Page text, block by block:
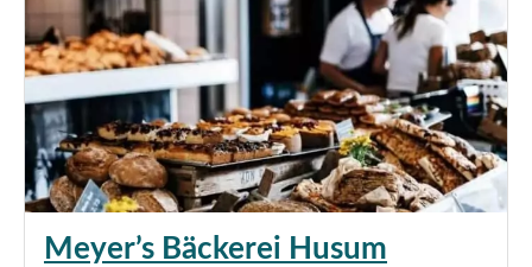
Meyer’s Bäckerei Husum